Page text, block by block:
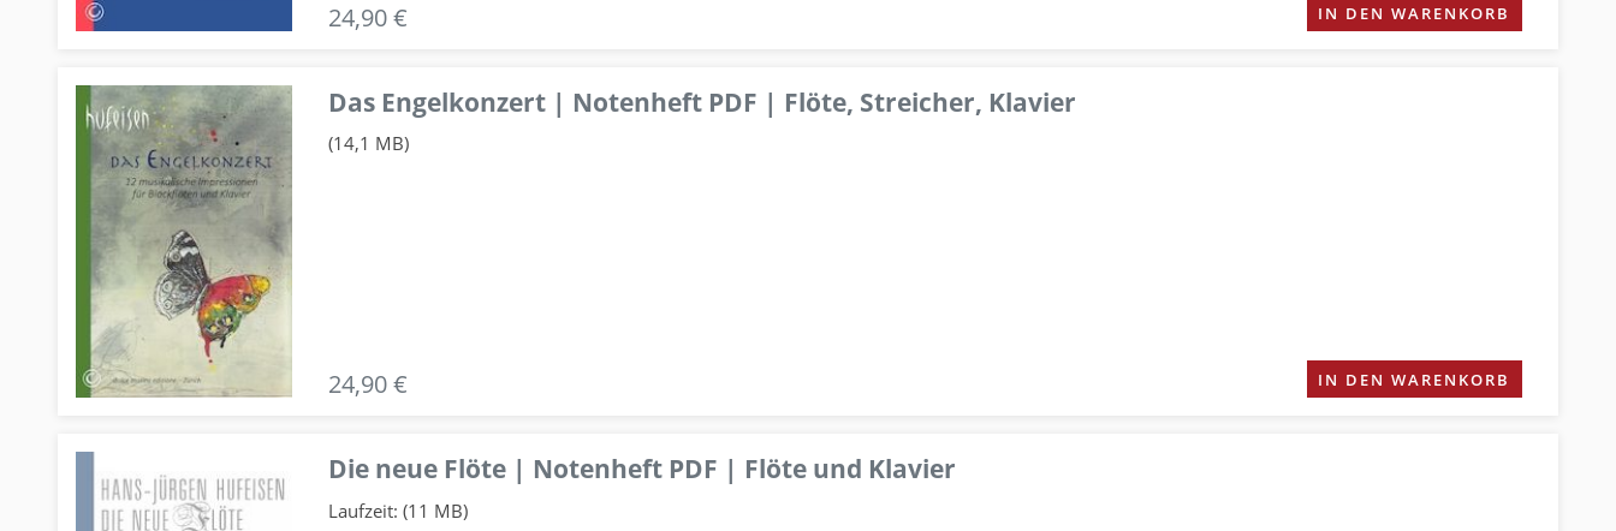
24,90 € IN DEN WARENKORB
Das Engelkonzert | Notenheft PDF | Flöte, Streicher, Klavier
(14,1 MB)
24,90 € IN DEN WARENKORB
Die neue Flöte | Notenheft PDF | Flöte und Klavier
Laufzeit: (11 MB)